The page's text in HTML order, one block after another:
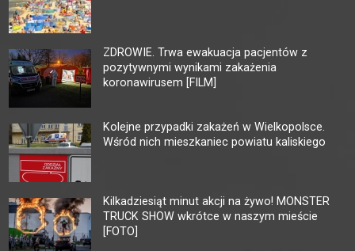
ZDROWIE. Trwa ewakuacja pacjentów z
pozytywnymi wynikami zakażenia
koronawirusem [FILM]
Kolejne przypadki zakażeń w Wielkopolsce.
Wśród nich mieszkaniec powiatu kaliskiego
Kilkadziesiąt minut akcji na żywo! MONSTER
TRUCK SHOW wkrótce w naszym mieście
[FOTO]